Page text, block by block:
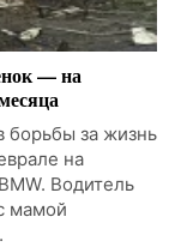
— на
борьбы за жизнь
на
Водитель
мамой